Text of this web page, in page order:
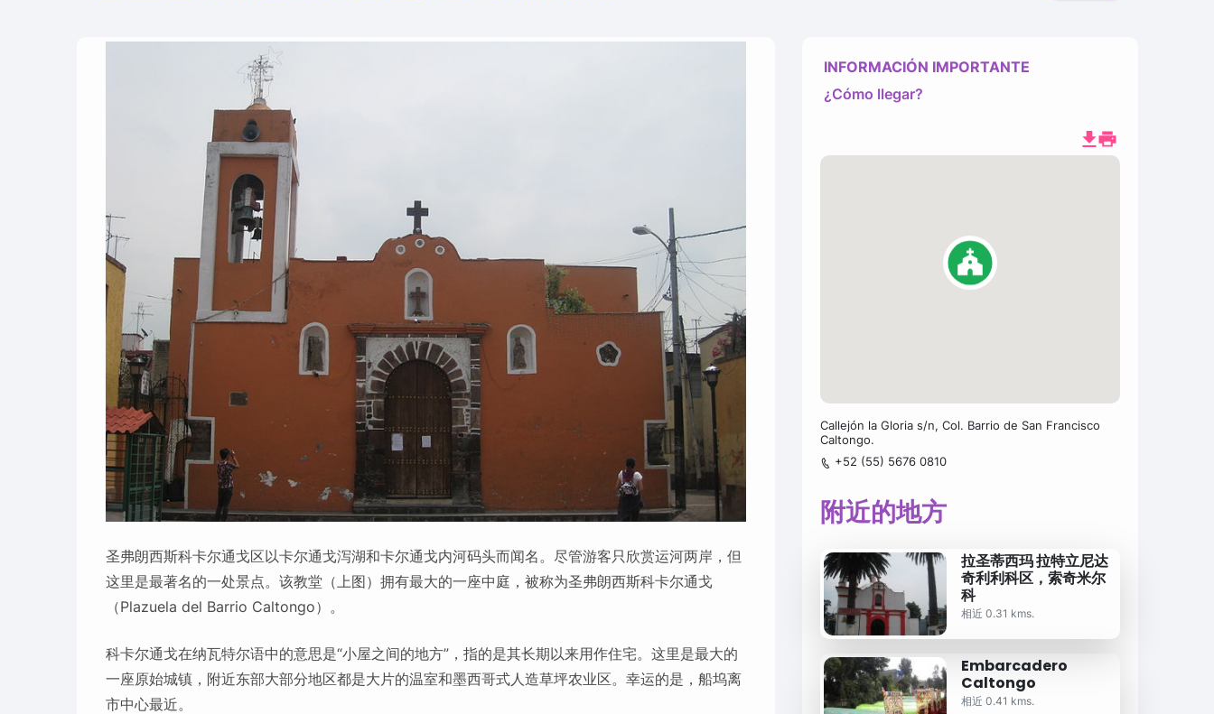
圣弗朗西斯科卡尔通戈区以卡尔通戈泻湖和卡尔通戈内河码头而闻名。尽管游客只欣赏运河两岸，但
这里是最著名的一处景点。该教堂（上图）拥有最大的一座中庭，被称为圣弗朗西斯科卡尔通戈
（Plazuela del Barrio Caltongo）。
科卡尔通戈在纳瓦特尔语中的意思是“小屋之间的地方”，指的是其长期以来用作住宅。这里是最大的
一座原始城镇，附近东部大部分地区都是大片的温室和墨西哥式人造草坪农业区。幸运的是，船坞离
市中心最近。
INFORMACIÓN IMPORTANTE
¿Cómo llegar?
Callejón la Gloria s/n, Col. Barrio de San Francisco
Caltongo.
+52 (55) 5676 0810
附近的地方
拉圣蒂西玛 拉特立尼达
奇利利科区，索奇米尔
科
相近 0.31 kms.
Embarcadero
Caltongo
相近 0.41 kms.